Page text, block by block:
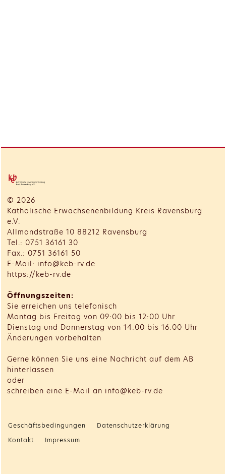
© 2026
Katholische Erwachsenenbildung Kreis Ravensburg
e.V.
Allmandstraße 10 88212 Ravensburg
Tel.: 0751 36161 30
Fax.: 0751 36161 50
E-Mail: info@keb-rv.de
https://keb-rv.de
Öffnungszeiten:
Sie erreichen uns telefonisch
Montag bis Freitag von 09:00 bis 12:00 Uhr
Dienstag und Donnerstag von 14:00 bis 16:00 Uhr
Änderungen vorbehalten
Gerne können Sie uns eine Nachricht auf dem AB
hinterlassen
oder
schreiben eine E-Mail an info@keb-rv.de
Geschäftsbedingungen
Datenschutzerklärung
Kontakt
Impressum